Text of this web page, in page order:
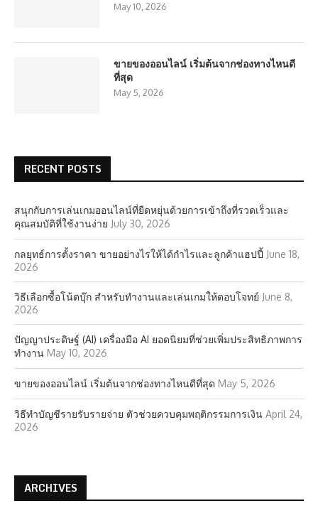
May 10, 2026
ขายของออนไลน์ เริ่มต้นจากช่องทางไหนดี
ที่สุด
May 5, 2026
RECENT POSTS
สนุกกับการเล่นเกมออนไลน์ที่ยืดหยุ่นด้วยการเข้าถึงที่รวดเร็วและ
คุณสมบัติที่ใช้งานง่าย July 30, 2026
กลยุทธ์การตั้งราคา ขายอย่างไรให้ได้กำไรและลูกค้าแฮปปี้ June 18,
2026
วิธีเลือกซื้อโน้ตบุ๊ก สำหรับทำงานและเล่นเกมให้ตอบโจทย์ June 8,
2026
ปัญญาประดิษฐ์ (AI) เครื่องมือ AI ยอดนิยมที่ช่วยเพิ่มประสิทธิภาพการ
ทำงาน May 10, 2026
ขายของออนไลน์ เริ่มต้นจากช่องทางไหนดีที่สุด May 5, 2026
วิธีทำบัญชีรายรับรายจ่าย ตัวช่วยควบคุมพฤติกรรมการเงิน April 24,
2026
ARCHIVES